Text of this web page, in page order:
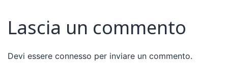
Lascia un commento
Devi essere connesso per inviare un commento.